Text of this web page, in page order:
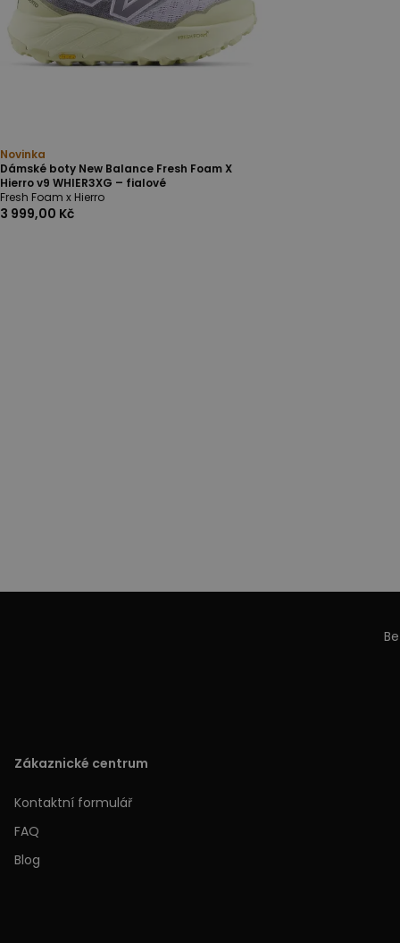
Novinka
Dámské boty New Balance Fresh Foam X
Hierro v9 WHIER3XG – fialové
Fresh Foam x Hierro
3 999,00 Kč
Zákaznické centrum
Kontaktní formulář
FAQ
Blog